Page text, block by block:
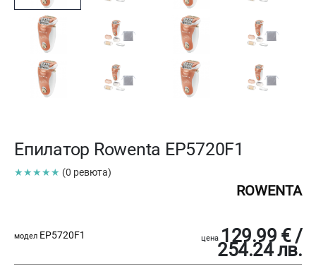
Епилатор Rowenta EP5720F1
★★★★★ (0 ревюта)
ROWENTA
модел EP5720F1 цена 129.99 € /
254.24 лв.